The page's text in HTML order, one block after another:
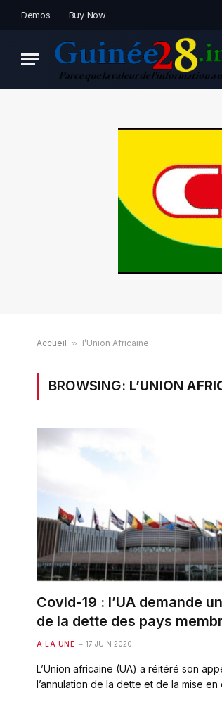
Demos Buy Now
Accueil » l’Union Africaine
BROWSING: L’UNION
Covid-19 : l’UA demande
de la dette des pays
A LA UNE 17 JUIN 2020
L’Union africaine (UA) a réitéré son
l’annulation de la dette et de la mise